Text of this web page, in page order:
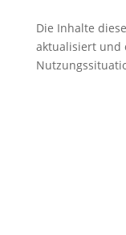
Die Inhalte
aktualisiert und